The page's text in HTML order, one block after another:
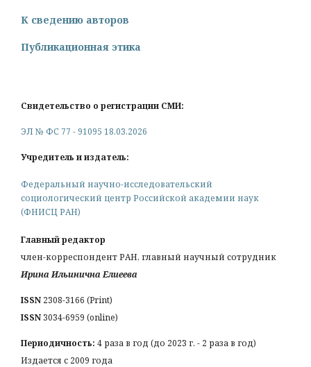
К сведению авторов
Публикационная этика
Свидетельство о регистрации СМИ:
ЭЛ № ФС 77 - 91095 18.03.2026
Учредитель и издатель:
Федеральный научно-исследовательский
социологический центр Российской академии наук
(ФНИСЦ РАН)
Главный редактор
член-корреспондент РАН, главный научный сотрудник
Ирина Ильинична Елиеева
ISSN 2308-3166 (Print)
ISSN3034-6959 (online)
Периодичность: 4 раза в год (до 2023 г. - 2 раза в год)
Издается с 2009 года